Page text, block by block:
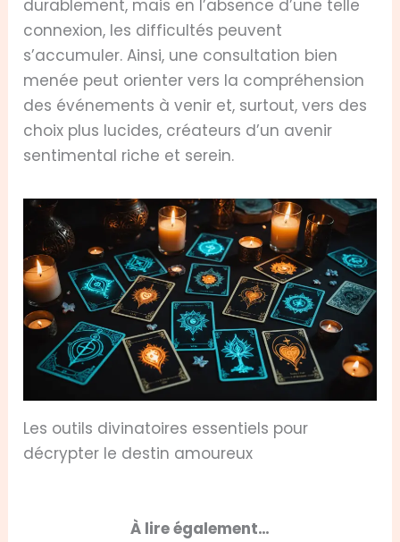
durablement, mais en l’absence d’une telle
connexion, les difficultés peuvent
s’accumuler. Ainsi, une consultation bien
menée peut orienter vers la compréhension
des événements à venir et, surtout, vers des
choix plus lucides, créateurs d’un avenir
sentimental riche et serein.
Les outils divinatoires essentiels pour
décrypter le destin amoureux
À lire également…